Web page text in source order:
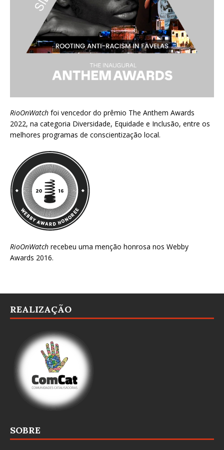
RioOnWatch foi vencedor do prêmio The Anthem Awards
2022, na categoria Diversidade, Equidade e Inclusão, entre os
melhores programas de conscientização local.
RioOnWatch recebeu uma menção honrosa nos Webby
Awards 2016.
REALIZAÇÃO
SOBRE